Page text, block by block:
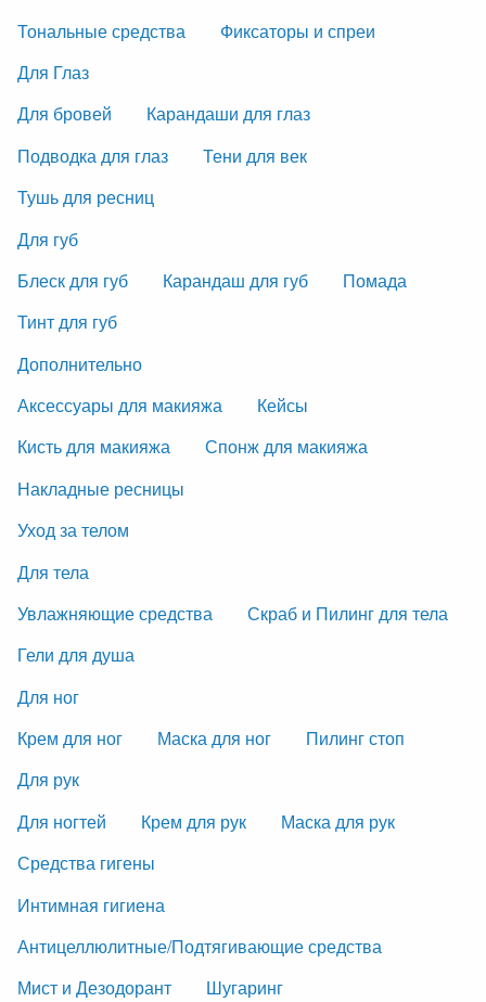
Тональные средства
Фиксаторы и спреи
Для Глаз
Для бровей
Карандаши для глаз
Подводка для глаз
Тени для век
Тушь для ресниц
Для губ
Блеск для губ
Карандаш для губ
Помада
Тинт для губ
Дополнительно
Аксессуары для макияжа
Кейсы
Кисть для макияжа
Спонж для макияжа
Накладные ресницы
Уход за телом
Для тела
Увлажняющие средства
Скраб и Пилинг для тела
Гели для душа
Для ног
Крем для ног
Маска для ног
Пилинг стоп
Для рук
Для ногтей
Крем для рук
Маска для рук
Средства гигены
Интимная гигиена
Антицеллюлитные/Подтягивающие средства
Мист и Дезодорант
Шугаринг